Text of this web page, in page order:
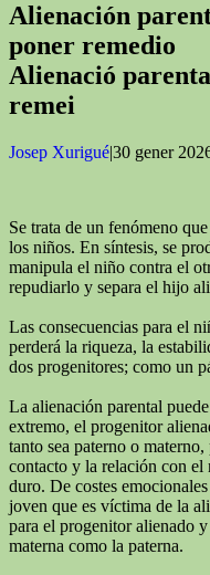
Alienación
poner remedio
Alienació
remei
Josep Xurigué|30 gener
Se trata de un fenómeno
los niños. En síntesis, se
manipula el niño contra el
repudiarlo y separa el hijo
Las consecuencias para el
perderá la riqueza, la
dos progenitores; como un
La alienación parental
extremo, el progenitor
tanto sea paterno o
contacto y la relación con
duro. De costes
joven que es víctima de la
para el progenitor alienado
materna como la paterna.